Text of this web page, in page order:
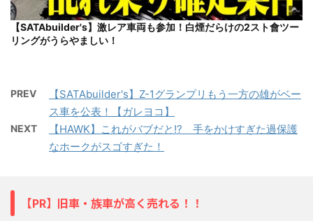
【SATAbuilder's】激レア車両も参加！白煙だらけの2スト會ツー
リングがうらやましい！
PREV
【SATAbuilder's】Z-1グランプリもう一方の雄がベー
ス車を公表！【ガレヨコ】
NEXT
【HAWK】これがバブだと!? 手をかけすぎた過保護
なホークがスゴすぎた！
【PR】旧車・族車が高く売れる！！